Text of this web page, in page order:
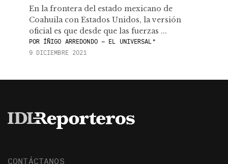
En la frontera del estado mexicano de
Coahuila con Estados Unidos, la versión
oficial es que desde que las fuerzas ...
PORÍÑIGO ARREDONDO – EL UNIVERSAL*
9 DICIEMBRE 2021
CONTÁCTANOS